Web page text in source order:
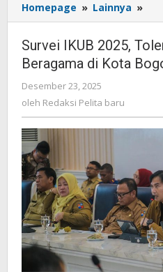
Homepage » Lainnya »
2025,
Survei IKUB 2025,
Beragama di Kota
Desember 23, 2025
Redaksi
baru
oleh Redaksi Pelita baru